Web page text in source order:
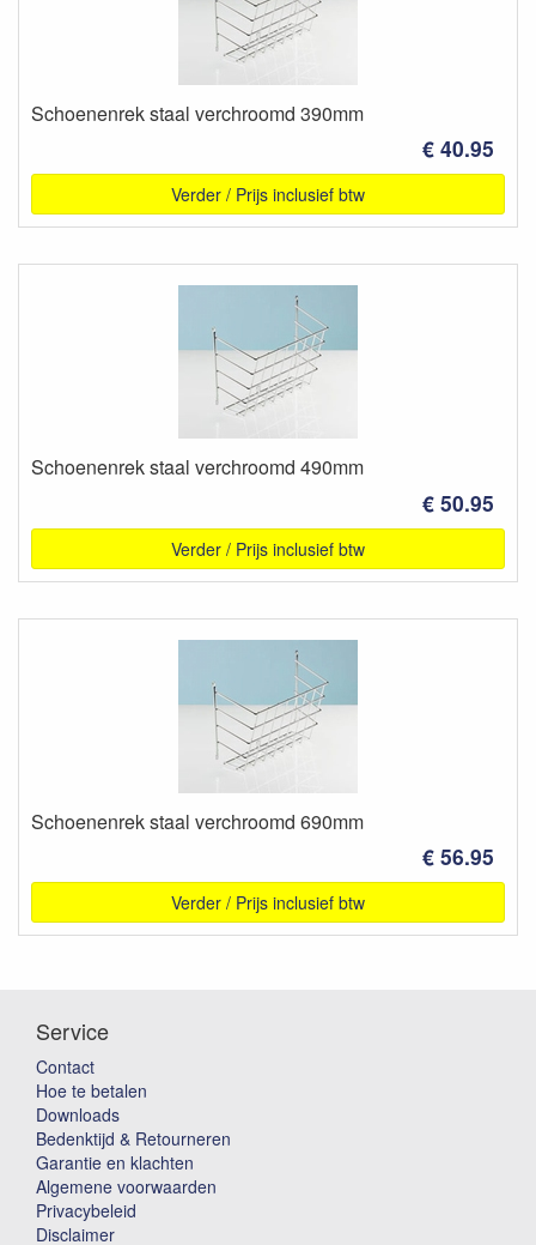
Schoenenrek staal verchroomd 390mm
€ 40.95
Verder / Prijs inclusief btw
Schoenenrek staal verchroomd 490mm
€ 50.95
Verder / Prijs inclusief btw
Schoenenrek staal verchroomd 690mm
€ 56.95
Verder / Prijs inclusief btw
Service
Contact
Hoe te betalen
Downloads
Bedenktijd & Retourneren
Garantie en klachten
Algemene voorwaarden
Privacybeleid
Disclaimer